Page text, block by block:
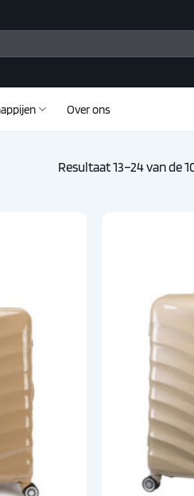
Over ons
Resultaat 13–24 van de